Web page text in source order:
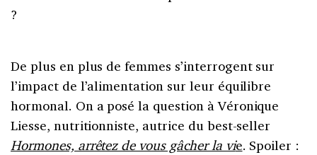
?
De plus en plus de femmes s’interrogent sur
l’impact de l’alimentation sur leur équilibre
hormonal. On a posé la question à Véronique
Liesse, nutritionniste, autrice du best-seller
Hormones, arrêtez de vous gâcher la vie. Spoiler :